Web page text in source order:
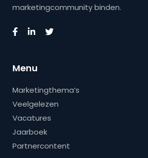
marketingcommunity binden.
Menu
Marketingthema’s
Veelgelezen
Vacatures
Jaarboek
Partnercontent